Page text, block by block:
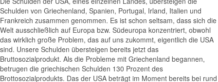
Schulden von Griechenland, Spanien, Portugal, Irland, Italien und
Frankreich zusammen genommen. Es ist schon seltsam, dass sich die
Welt ausschließlich auf Europa bzw. Südeuropa konzentriert, obwohl
das wirklich große Problem, das auf uns zukommt, eigentlich die USA
sind. Unsere Schulden übersteigen bereits jetzt das
Bruttosozialprodukt. Als die Probleme mit Griechenland begannen,
betrugen die griechischen Schulden 130 Prozent des
Brottosozialprodukts. Das der USA beträgt im Moment bereits bei rund